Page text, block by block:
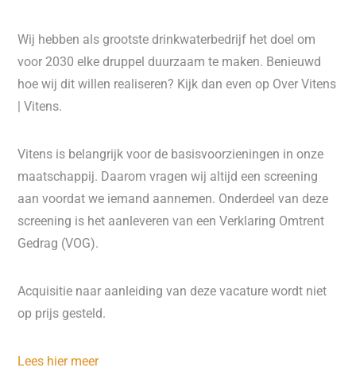
Wij hebben als grootste drinkwaterbedrijf het doel om
voor 2030 elke druppel duurzaam te maken. Benieuwd
hoe wij dit willen realiseren? Kijk dan even op Over Vitens
| Vitens.
Vitens is belangrijk voor de basisvoorzieningen in onze
maatschappij. Daarom vragen wij altijd een screening
aan voordat we iemand aannemen. Onderdeel van deze
screening is het aanleveren van een Verklaring Omtrent
Gedrag (VOG).
Acquisitie naar aanleiding van deze vacature wordt niet
op prijs gesteld.
Lees hier meer